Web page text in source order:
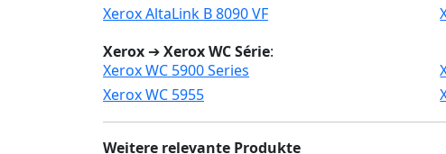
Xerox AltaLink B 8090 VF
Xerox ➔Xerox WC Série:
Xerox WC 5900 Series
Xerox WC 5955
Weitere relevante Produkte